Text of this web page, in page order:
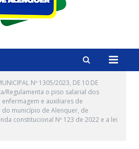
Nº 1305/2023, DE 10 DE
Regulamenta o piso salarial dos
e auxiliares de
município de Alenquer, de
constitucional Nº 123 de 2022 e a lei